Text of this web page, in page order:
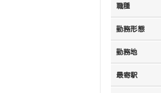
職種
勤務形態
勤務地
最寄駅